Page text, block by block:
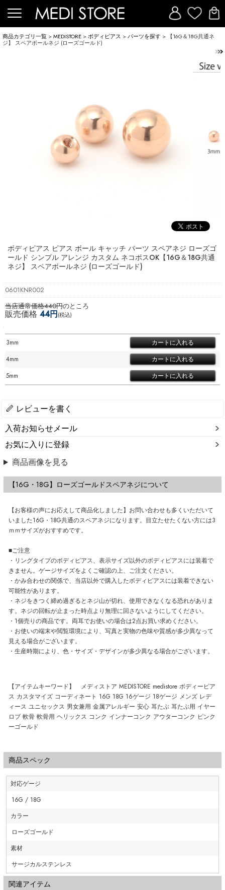
商品カテゴリ一覧 >MEDISTORE >ボディピアス >パーツを探す > 【16G＆18G共通ネ
ジ】 スペアボールネジ (ローズゴールド)
ボディピアス ピアス ボール キャッチ パーツ スペアネジ ローズゴ
ールド シンプル アレンジ カスタム ネコポスOK 【16G＆18G共通
ネジ】 スペアボールネジ (ローズゴールド)
0601KNR002
当店通常価格440円のところ
販売価格 44円(税込)
3mm
4mm
5mm
レビューを書く
入荷お知らせメール
お気に入りに登録
商品画像を見る
【16G・18G】ローズゴールドスペアネジについて
【お客様の声にお応えして商品化しました】お問い合わせも多くいただいて
いました16G・18G共通のスペアネジになります。目立たせたくない方には3
ｍｍサイズがおすすめです。
■ご注意
・リングタイプのボディピアス、表示サイズ以外のボディピアスには装着で
きません。ゲージサイズをよくご確認の上、ご注文ください。
・かみ合わせの関係で、当店以外で購入したボディピアスには装着できない
可能性があります。
・ネジをきつく締め過ぎるとネジ山が切れ、使用できなくなる恐れがありま
す。ネジの回転が止まった時点より無理に回さないようにしてください。
・1個売りの商品です。両耳でお使いの場合は2点お買い求めください。
・お使いの端末や閲覧環境により、写真と実物の色味や質感が多少異なって
見える場合がございます。
・生産時期により、色・サイズ・デザインが多少異なる場合がございます。
【アイテムキーワード】 メディストア MEDISTORE medistore ボディーピア
ス カスタマイズ コーディネート 16G 18G 16ゲージ 18ゲージ メンズ レデ
ィース ユニセックス 男女兼用 金属アレルギー 安心 耳たぶ 耳たぶ用 イヤー
ロブ 軟骨 軟骨用 ヘリックス コンク インナーコンク アウターコンク ピンク
ーゴールド
商品スペック
対応ゲージ
16G / 18G
カラー
ローズゴールド
素材
サージカルステンレス
関連アイテム